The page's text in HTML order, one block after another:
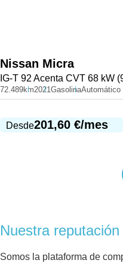
Nissan Micra
IG-T 92 Acenta CVT 68 kW
72.489km2021GasolinaAutomático
Desde201,60 €/mes
Nuestra
Somos la plataforma de